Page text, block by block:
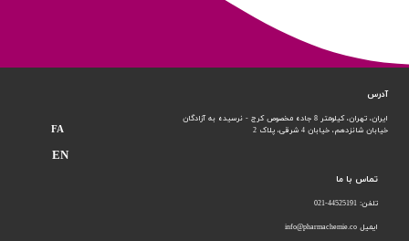
تماس با ما
تلفن: 44525191-021
ایمیل info@pharmachemie.co
آدرس
ایران، تهران، کیلومتر 8 جاده مخصوص کرج - نرسیده به آزادگان
خیابان شانزدهم، خیابان 4 شرقی، پلاک 2 FA